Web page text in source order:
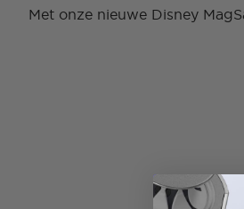
Met onze nieuwe Disney